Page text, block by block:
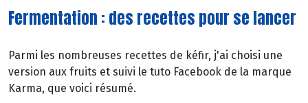
Fermentation : des recettes pour se lancer
Parmi les nombreuses recettes de kéfir, j'ai choisi une
version aux fruits et suivi le tuto Facebook de la marque
Karma, que voici résumé.